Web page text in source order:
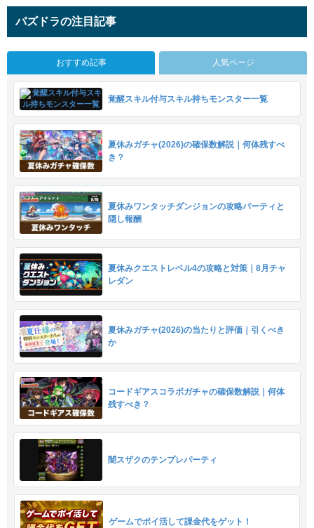
パズドラの注目記事
おすすめ記事 人気ページ
覚醒スキル付与スキル持ちモンスター一覧
夏休みガチャ(2026)の確保数解説｜何体残すべ
き？
夏休みワンタッチダンジョンの攻略パーティと
隠し報酬
夏休みクエストレベル4の攻略と対策｜8月チャ
レダン
夏休みガチャ(2026)の当たりと評価｜引くべき
か
コードギアスコラボガチャの確保数解説｜何体
残すべき？
闇スザクのテンプレパーティ
ゲームでポイ活して課金代をゲット！